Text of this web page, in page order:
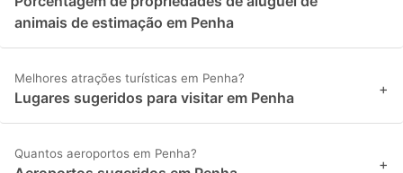
animais de estimação em Penha
Melhores atrações turísticas em Penha?
Lugares sugeridos para visitar em Penha +
Quantos aeroportos em Penha?
+